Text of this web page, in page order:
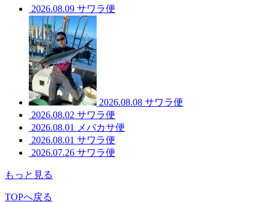
2026.08.09 サワラ便
2026.08.08 サワラ便
2026.08.02 サワラ便
2026.08.01
メバカサ便
2026.08.01 サワラ便
2026.07.26 サワラ便
もっと見る
TOPへ戻る